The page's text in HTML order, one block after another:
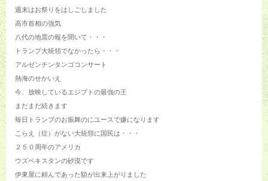
週末はお祭りをはしごしました
高市首相の強気
八代の地震の報を聞いて・・・
トランプ大統領でなかったら・・・
アルゼンチンタンゴコンサート
熱海のせかいえ
今、放映しているエジプトの最強の王
まだまだ続きます
毎日トランプのお振舞のにユースで嫌になります
こらえ（症）がない大統領に国民は・・・
２５０周年のアメリカ
ウズベキスタンの砂漠です
伊東屋に頼んであった額が出来上がりました